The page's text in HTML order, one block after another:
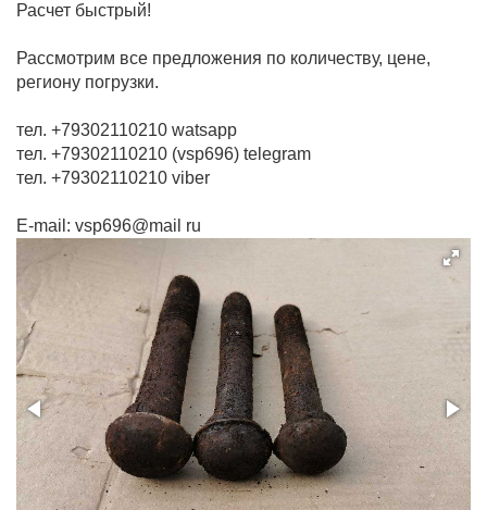
Расчет быстрый!
Рассмотрим все предложения по количеству, цене,
региону погрузки.
тел. +79302110210 watsapp
тел. +79302110210 (vsp696) telegram
тел. +79302110210 viber
E-mail: vsp696@mail ru